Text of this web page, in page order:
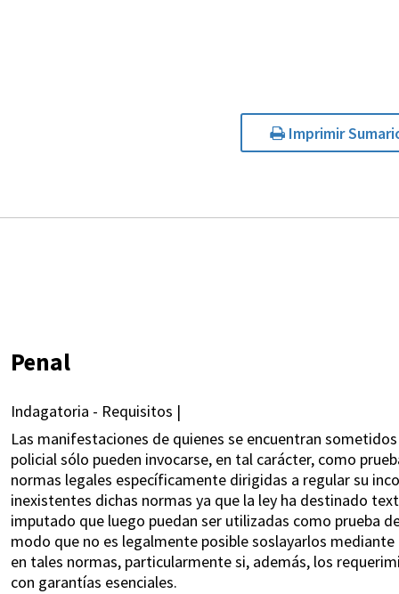
Imprimir
Penal
Indagatoria - Requisitos |
Las manifestaciones de quienes se encuentran
policial sólo pueden invocarse, en tal carácter, como
normas legales específicamente dirigidas a regular su
inexistentes dichas normas ya que la ley ha destinado
imputado que luego puedan ser utilizadas como prueba
modo que no es legalmente posible soslayarlos
en tales normas, particularmente si, además, los
con garantías esenciales.